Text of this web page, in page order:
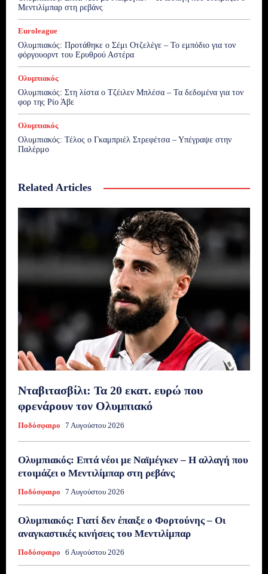
Μεντιλίμπαρ στη ρεβάνς
Euroleague
Ολυμπιακός: Προτάθηκε ο Σέμι Οτζελέγε – Το εμπόδιο για τον
φόργουορντ του Ερυθρού Αστέρα
Ολυμπιακός
Ολυμπιακός: Στη λίστα ο Τζέιλεν Μπλέσα – Τα δεδομένα για τον
φορ της Ρίο Άβε
Ολυμπιακός
Ολυμπιακός: Τέλος ο Γκαμπριέλ Στρεφέτσα – Υπέγραψε στην
Παλέρμο
Related Articles
Νταβιτασβίλι: Τα 20 εκατ. ευρώ που
φρενάρουν τον Ολυμπιακό
Ποδόσφαιρο 7 Αυγούστου 2026
Ολυμπιακός: Επτά νέοι με Ναϊμέγκεν – Η αλλαγή που
ετοιμάζει ο Μεντιλίμπαρ στη ρεβάνς
Ποδόσφαιρο 7 Αυγούστου 2026
Ολυμπιακός: Γιατί δεν έπαιξε ο Φορτούνης – Οι
αναγκαστικές κινήσεις του Μεντιλίμπαρ
Ποδόσφαιρο 6 Αυγούστου 2026